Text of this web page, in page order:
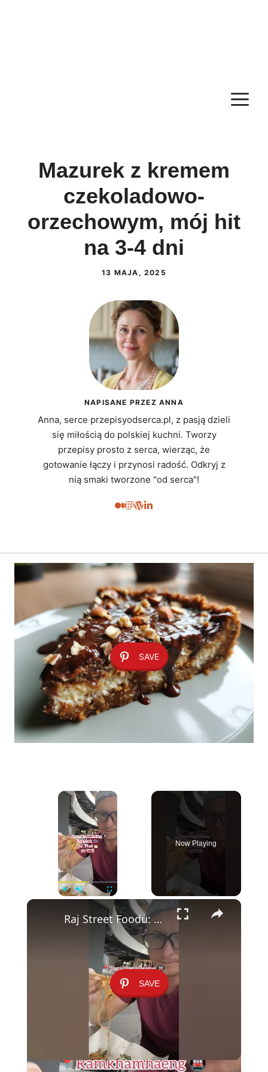
Mazurek z kremem
czekoladowo-
orzechowym, mój hit
na 3-4 dni
13 MAJA, 2025
NAPISANE PRZEZ ANNA
Anna, serce przepisyodserca.pl, z pasją dzieli
się miłością do polskiej kuchni. Tworzy
przepisy prosto z serca, wierząc, że
gotowanie łączy i przynosi radość. Odkryj z
nią smaki tworzone "od serca"!
SAVE
×
Unmute Fullscreen
Now Playing
×
SAVE
Raj Street Foodu: Pad Thai za 60 Batów pod Stacją Ramkhamhaeng 🍜✨